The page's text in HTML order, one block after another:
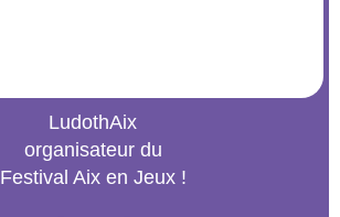
LudothAix
organisateur du
Festival Aix en Jeux !